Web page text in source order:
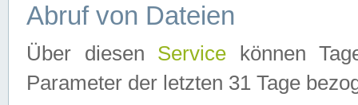
Abruf von Dateien
Über diesen Service können
Parameter der letzten 31 Tage